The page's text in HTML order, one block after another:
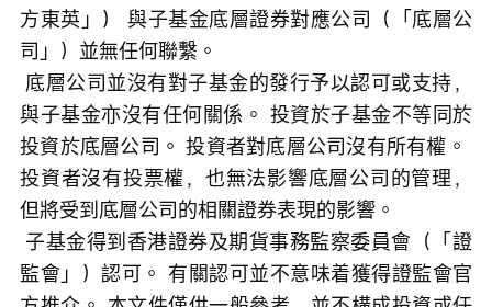
方東英」） 與子基金底層證券對應公司（「底層公
司」）並無任何聯繫。
與子基金亦沒有任何關係。 投資於子基金不等同於
投資於底層公司。 投資者對底層公司沒有所有權。
投資者沒有投票權，也無法影響底層公司的管理，
但將受到底層公司的相關證券表現的影響。
監會」）認可。 有關認可並不意味着獲得證監會官